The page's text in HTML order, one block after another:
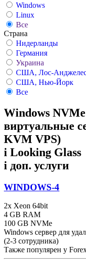
Windows
Linux
Все
Страна
Нидерланды
Германия
Украина
США, Лос-
США, Нью-Йорк
Все
Windows
виртуальные
KVM VPS)
i Looking Glass
i доп. услуги
WINDOWS-4
2x Xeon 64bit
4 GB RAM
100 GB NVMe
Windows сервер для
(2-3 сотрудника)
Также популярен у